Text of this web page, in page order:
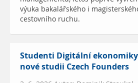
výuka bakalářského i
cestovního ruchu.
Studenti Digitální
nové studii Czech Founders